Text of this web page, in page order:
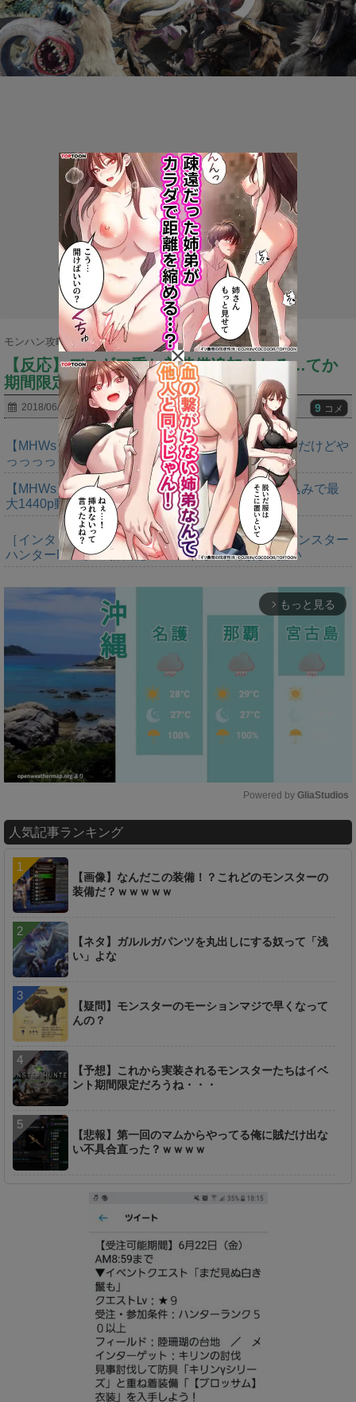
モンハン攻略まとめ隊 > ネタ・雑談 >
【反応】デスギア重ね着装備追加される…てか
期間限定とか舐めてんのかｗｗｗ
2018/06/12 9 コメ
【MHWs】ゴールドエディションの値段今知ったんだけどや
っっっっっっすwwwww
【MHWs】「Switch2版モンハンワイルズはDLSS込みで最
大1440p動作」
［インタビュー］距離を超えて，一緒に狩る。「モンスター
ハンターNow」の新機能 フレンドリンク開発の狙い
arrow_forward_ios もっと見る
u
e
Powered by GliaStudios
人気記事ランキング
【画像】なんだこの装備！？これどのモンスターの
装備だ？ｗｗｗｗｗ
【ネタ】ガルルガパンツを丸出しにする奴って「浅
い」よな
【疑問】モンスターのモーションマジで早くなって
んの？
【予想】これから実装されるモンスターたちはイベ
ント期間限定だろうね・・・
【悲報】第一回のマムからやってる俺に賊だけ出な
い不具合直った？ｗｗｗｗ